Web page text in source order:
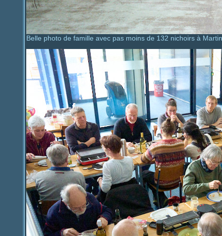
Belle photo de famille avec pas moins de 132 nichoirs à